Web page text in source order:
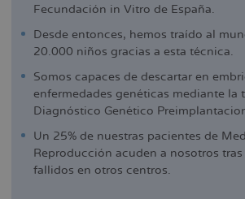
Fecundación in Vitro de España.
Desde entonces, hemos traído al
20.000 niños gracias a esta técnica.
Somos capaces de descartar en
enfermedades genéticas mediante la
Diagnóstico Genético
Un 25% de nuestras pacientes de
Reproducción acuden a nosotros
fallidos en otros centros.